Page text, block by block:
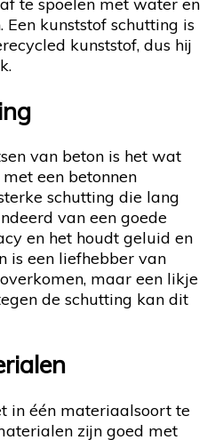
te spoelen met water en
kunststof schutting is
kunststof, dus hij
van beton is het wat
een betonnen
schutting die lang
van een goede
en het houdt geluid en
is een liefhebber van
maar een likje
de schutting kan dit
in één materiaalsoort te
zijn goed met